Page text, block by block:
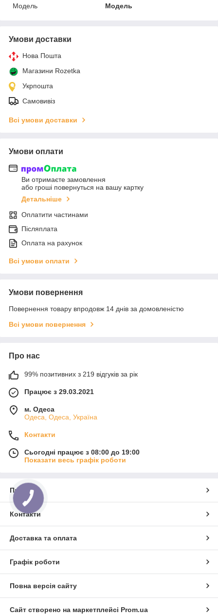
Мoдель
Модель
Умови доставки
Нова Пошта
Магазини Rozetka
Укрпошта
Самовивіз
Всі умови доставки
Умови оплати
Ви отримаєте замовлення
або гроші повернуться на вашу картку
Детальніше
Оплатити частинами
Післяплата
Оплата на рахунок
Всі умови оплати
Умови повернення
Повернення товару впродовж 14 днів за домовленістю
Всі умови повернення
Про нас
99% позитивних з 219 відгуків за рік
Працює з 29.03.2021
м. Одеса
Одеса, Одеса, Україна
Контакти
Сьогодні працює з 08:00 до 19:00
Показати весь графік роботи
Про нас
Контакти
Доставка та оплата
Графік роботи
Повна версія сайту
Сайт створено на маркетплейсі Prom.ua